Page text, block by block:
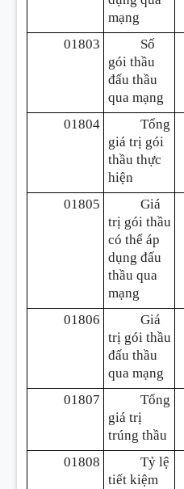
mạng
01803
Số
gói thầu
đấu thầu
qua mạng
01804
Tổng
giá trị gói
thầu thực
hiện
01805
Giá
trị gói thầu
có thể áp
dụng đấu
thầu qua
mạng
01806
Giá
trị gói thầu
đấu thầu
qua mạng
01807
Tổng
giá trị
trúng thầu
01808
Tỷ lệ
tiết kiệm